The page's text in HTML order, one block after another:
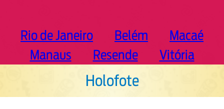
Rio de Janeiro Belém
Macaé
Manaus
Resende Vitória
Holofote